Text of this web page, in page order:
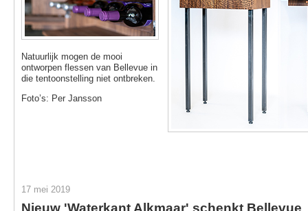
Natuurlijk mogen de mooi
ontworpen flessen van Bellevue in
die tentoonstelling niet ontbreken.
Foto’s: Per Jansson
17 mei 2019
Nieuw 'Waterkant Alkmaar' schenkt Bellevue